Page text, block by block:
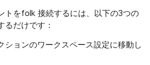
をfolk 接続するには、以下の3つの
るだけです：
ションのワークスペース設定に移動し